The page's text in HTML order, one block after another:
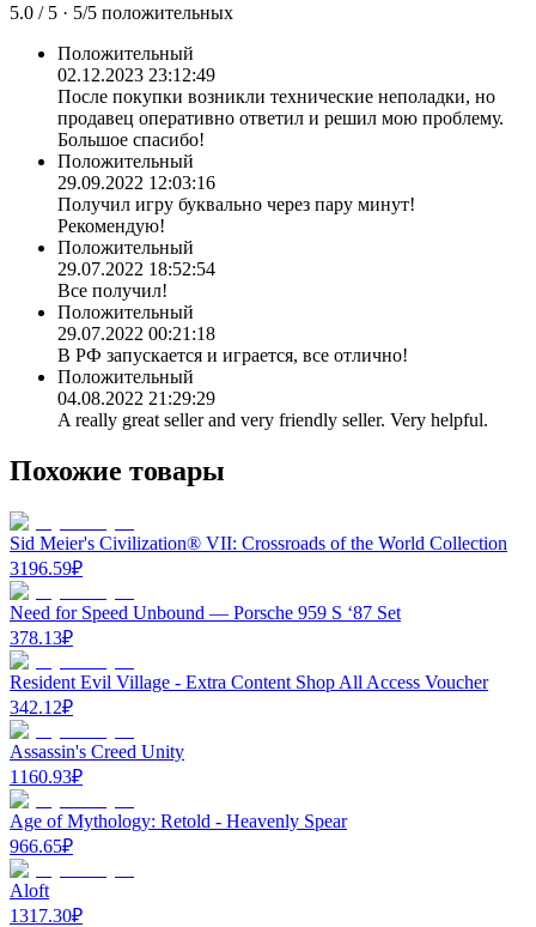
5.0 / 5 · 5/5 положительных
Положительный
02.12.2023 23:12:49
После покупки возникли технические неполадки, но
продавец оперативно ответил и решил мою проблему.
Большое спасибо!
Положительный
29.09.2022 12:03:16
Получил игру буквально через пару минут!
Рекомендую!
Положительный
29.07.2022 18:52:54
Все получил!
Положительный
29.07.2022 00:21:18
В РФ запускается и играется, все отлично!
Положительный
04.08.2022 21:29:29
A really great seller and very friendly seller. Very helpful.
Похожие товары
Sid Meier's Civilization® VII: Crossroads of the World Collection
3196.59₽
Need for Speed Unbound — Porsche 959 S ‘87 Set
378.13₽
Resident Evil Village - Extra Content Shop All Access Voucher
342.12₽
Assassin's Creed Unity
1160.93₽
Age of Mythology: Retold - Heavenly Spear
966.65₽
Aloft
1317.30₽